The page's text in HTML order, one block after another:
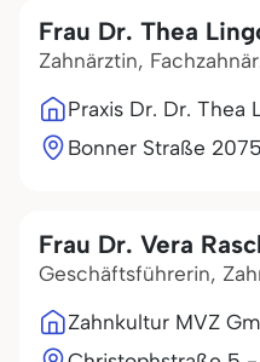
Frau Dr. Thea
Zahnärztin,
Praxis Dr. Dr. Thea
Bonner Straße 207
Frau Dr. Vera
Geschäftsführerin,
Zahnkultur MVZ